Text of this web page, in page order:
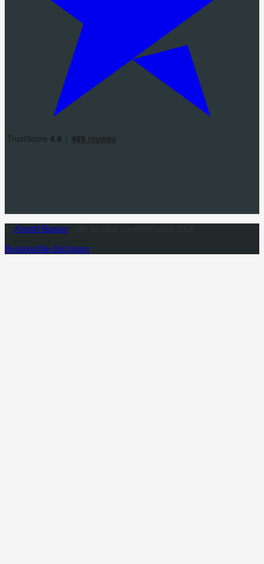
Airsoft Bazaar- alle rechten voorbehouden 2026
Responsible disclosure